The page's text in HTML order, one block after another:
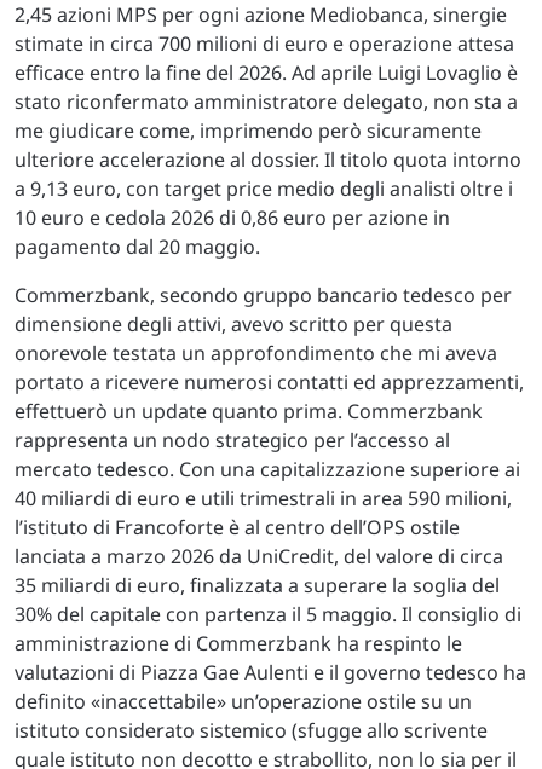
2,45 azioni MPS per ogni azione Mediobanca, sinergie
stimate in circa 700 milioni di euro e operazione attesa
efficace entro la fine del 2026. Ad aprile Luigi Lovaglio è
stato riconfermato amministratore delegato, non sta a
me giudicare come, imprimendo però sicuramente
ulteriore accelerazione al dossier. Il titolo quota intorno
a 9,13 euro, con target price medio degli analisti oltre i
10 euro e cedola 2026 di 0,86 euro per azione in
pagamento dal 20 maggio.
Commerzbank, secondo gruppo bancario tedesco per
dimensione degli attivi, avevo scritto per questa
onorevole testata un approfondimento che mi aveva
portato a ricevere numerosi contatti ed apprezzamenti,
effettuerò un update quanto prima. Commerzbank
rappresenta un nodo strategico per l’accesso al
mercato tedesco. Con una capitalizzazione superiore ai
40 miliardi di euro e utili trimestrali in area 590 milioni,
l’istituto di Francoforte è al centro dell’OPS ostile
lanciata a marzo 2026 da UniCredit, del valore di circa
35 miliardi di euro, finalizzata a superare la soglia del
30% del capitale con partenza il 5 maggio. Il consiglio di
amministrazione di Commerzbank ha respinto le
valutazioni di Piazza Gae Aulenti e il governo tedesco ha
definito «inaccettabile» un’operazione ostile su un
istituto considerato sistemico (sfugge allo scrivente
quale istituto non decotto e strabollito, non lo sia per il